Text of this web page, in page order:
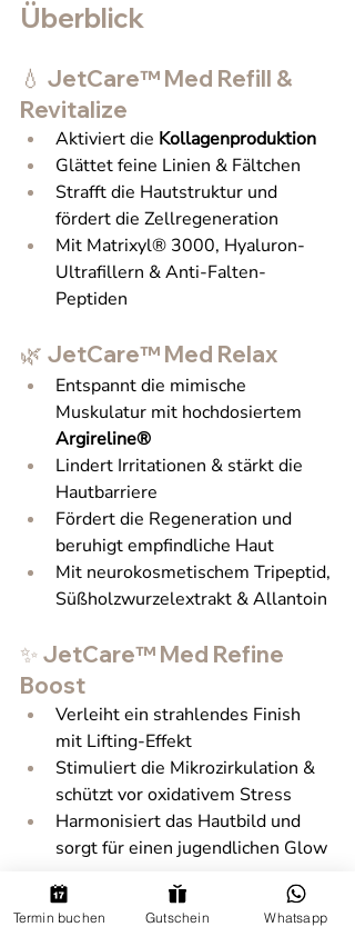
Überblick
💧 JetCare™ Med Refill &
Revitalize
Aktiviert die Kollagenproduktion
Glättet feine Linien & Fältchen
Strafft die Hautstruktur und
fördert die Zellregeneration
Mit Matrixyl® 3000, Hyaluron-
Ultrafillern & Anti-Falten-
Peptiden
🌿 JetCare™ Med Relax
Entspannt die mimische
Muskulatur mit hochdosiertem
Argireline®
Lindert Irritationen & stärkt die
Hautbarriere
Fördert die Regeneration und
beruhigt empfindliche Haut
Mit neurokosmetischem Tripeptid,
Süßholzwurzelextrakt & Allantoin
✨ JetCare™ Med Refine
Boost
Verleiht ein strahlendes Finish
mit Lifting-Effekt
Stimuliert die Mikrozirkulation &
schützt vor oxidativem Stress
Harmonisiert das Hautbild und
sorgt für einen jugendlichen Glow
Ihre Vorteile mit
Termin buchen Gutschein Whatsapp